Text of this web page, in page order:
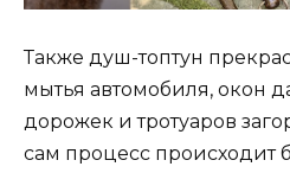
Также душ-топтун
мытья автомобиля, окон
дорожек и тротуаров
сам процесс происходит